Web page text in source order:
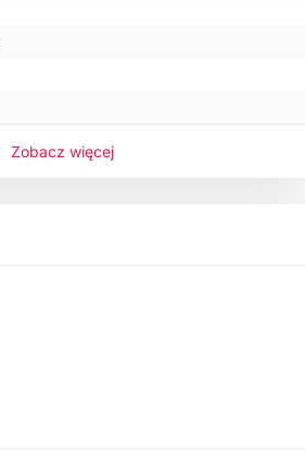
Zobacz więcej